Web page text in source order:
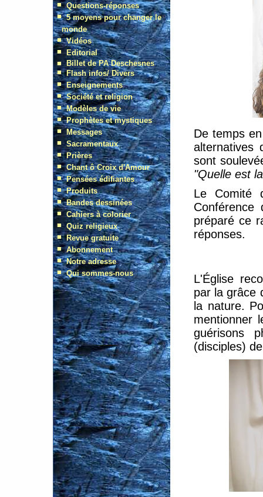
De temps
alternatives
sont
"Quelle est
Le Comité
Conférence
préparé ce
réponses.
L'Église
par la grâce
la nature.
mentionner
guérisons
(disciples)